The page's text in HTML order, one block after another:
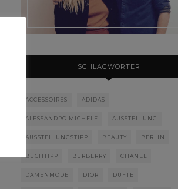
SCHLAGWÖRTER
ACCESSOIRES ADIDAS
ALESSANDRO MICHELE AUSSTELLUNG
AUSSTELLUNGSTIPP BEAUTY BERLIN
BUCHTIPP BURBERRY CHANEL
DAMENMODE DIOR DÜFTE